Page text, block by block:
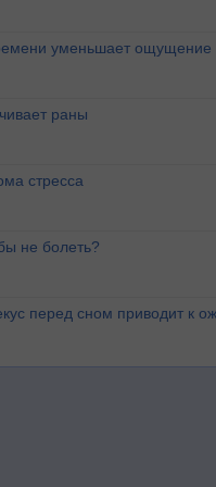
уменьшает ощущение
раны
стресса
не болеть?
перед сном приводит к